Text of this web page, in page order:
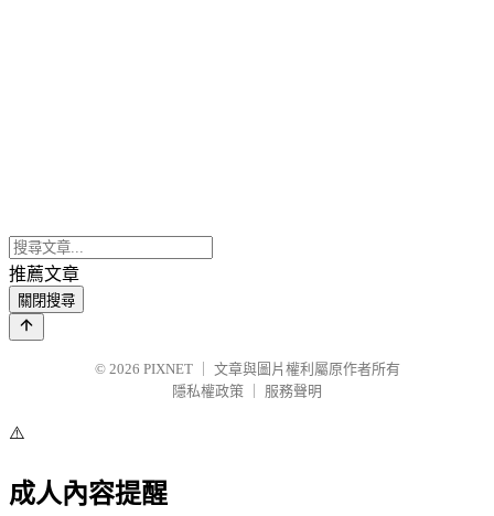
推薦文章
關閉搜尋
© 2026 PIXNET
文章與圖片權利屬原作者所有
隱私權政策
服務聲明
⚠️
成人內容提醒